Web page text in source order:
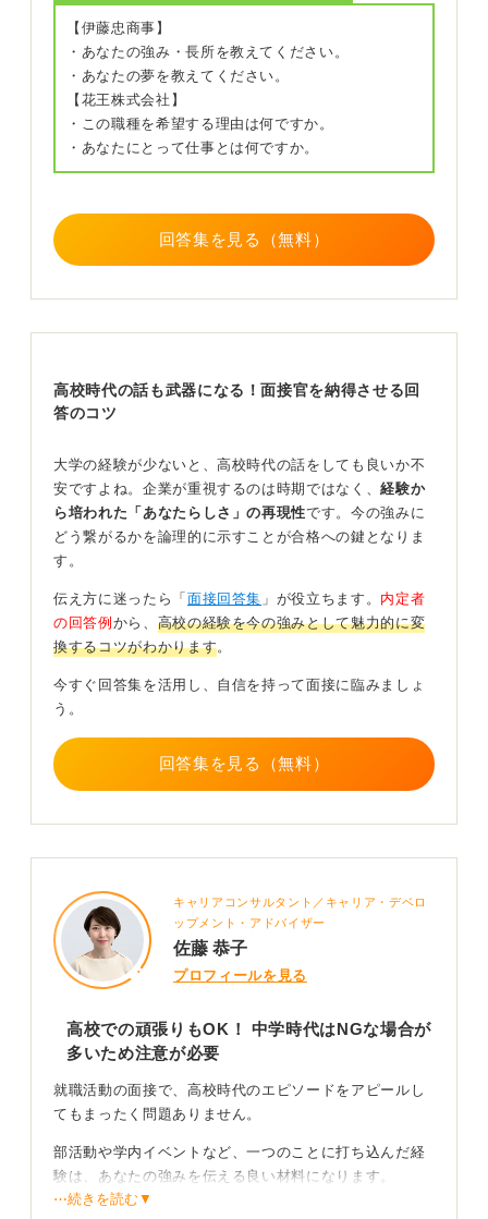
に、最初に宣言してしまうのが最も確実な方法だと思い
ます。
先に伝えることで、面接官によっては「大学時代の話だ
けで結構です」と制止されるリスクはありますが、話し
たいという意欲は伝わるでしょう。
さらに、話す際には「高校時代に培った〇〇という力
を入れると、あなたの行動に一貫性が生まれ、経験の深
さをより効果的にアピールできますよ。
0
【伊藤忠商事】
・あなたの強み・長所を教えてください。
・あなたの夢を教えてください。
【花王株式会社】
・この職種を希望する理由は何ですか。
・あなたにとって仕事とは何ですか。
回答集を見る（無料）
高校時代の話も武器になる！面接官を納得させる回
答のコツ
大学の経験が少ないと、高校時代の話をしても良いか不
安ですよね。企業が重視するのは時期ではなく、経験か
ら培われた「あなたらしさ」の再現性です。今の強みに
どう繋がるかを論理的に示すことが合格への鍵となりま
す。
伝え方に迷ったら「 面接回答集 」が役立ちます。 内定者
の回答例 から、 高校の経験を今の強みとして魅力的に変
換するコツがわかります。
今すぐ回答集を活用し、自信を持って面接に臨みましょ
う。
回答集を見る（無料）
キャリアコンサルタント／キャリア・デベロ
ップメント・アドバイザー
佐藤 恭子
プロフィールを見る
高校での頑張りもOK！ 中学時代はNGな場合が
多いため注意が必要
就職活動の面接で、高校時代のエピソードをアピールし
てもまったく問題ありません。
部活動や学内イベントなど、一つのことに打ち込んだ経
験は、あなたの強みを伝える良い材料になります。
⋯続きを読む▼